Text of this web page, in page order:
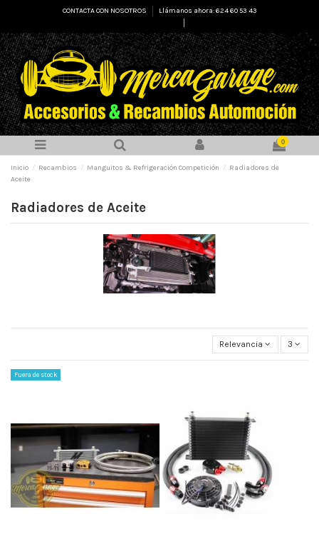
CONTACTA CON NOSOTROS
Llámanos ahora: 624 60 53 43
0
Inicio Recambios Manguitos & Refrigeración Competición
Radiadores de
Aceite
Radiadores de Aceite
Relevancia 3
Fuera de stock